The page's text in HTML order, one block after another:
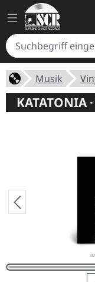
Musik
KATATONIA